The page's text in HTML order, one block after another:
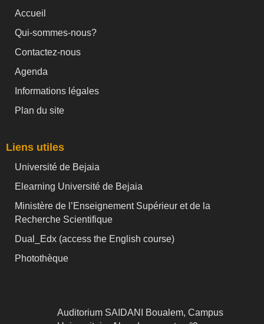
Accueil
Qui-sommes-nous?
Contactez-nous
Agenda
Informations légales
Plan du site
Liens utiles
Université de Bejaia
Elearning Université de Bejaia
Ministère de l’Enseignement Supérieur et de la
Recherche Scientifique
Dual_Edx (access the English course)
Photothèque
Auditorium SAIDANI Boualem, Campus